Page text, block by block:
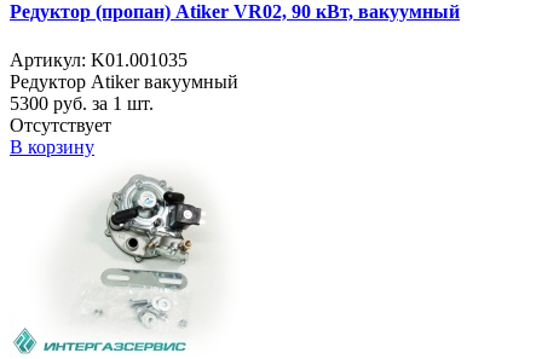
Редуктор (пропан) Atiker VR02, 90 кВт, вакуумный
Артикул: K01.001035
Редуктор Atiker вакуумный
5300 руб. за 1 шт.
Отсутствует
В корзину